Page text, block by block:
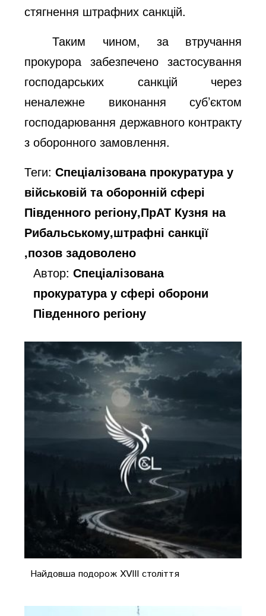
стягнення штрафних санкцій.
Таким чином, за втручання
прокурора забезпечено застосування
господарських санкцій через
неналежне виконання суб’єктом
господарювання державного контракту
з оборонного замовлення.
Теги:Спеціалізована прокуратура у
військовій та оборонній сфері
Південного регіону,ПрАТ Кузня на
Рибальському,штрафні санкції
,позов задоволено
Автор:Спеціалізована
прокуратура у сфері оборони
Південного регіону
Найдовша подорож XVIII століття